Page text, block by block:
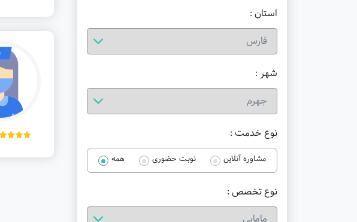
استان :
شهر :
نوع خدمت :
مشاوره آنلاین نوبت حضوری همه
نوع تخصص :